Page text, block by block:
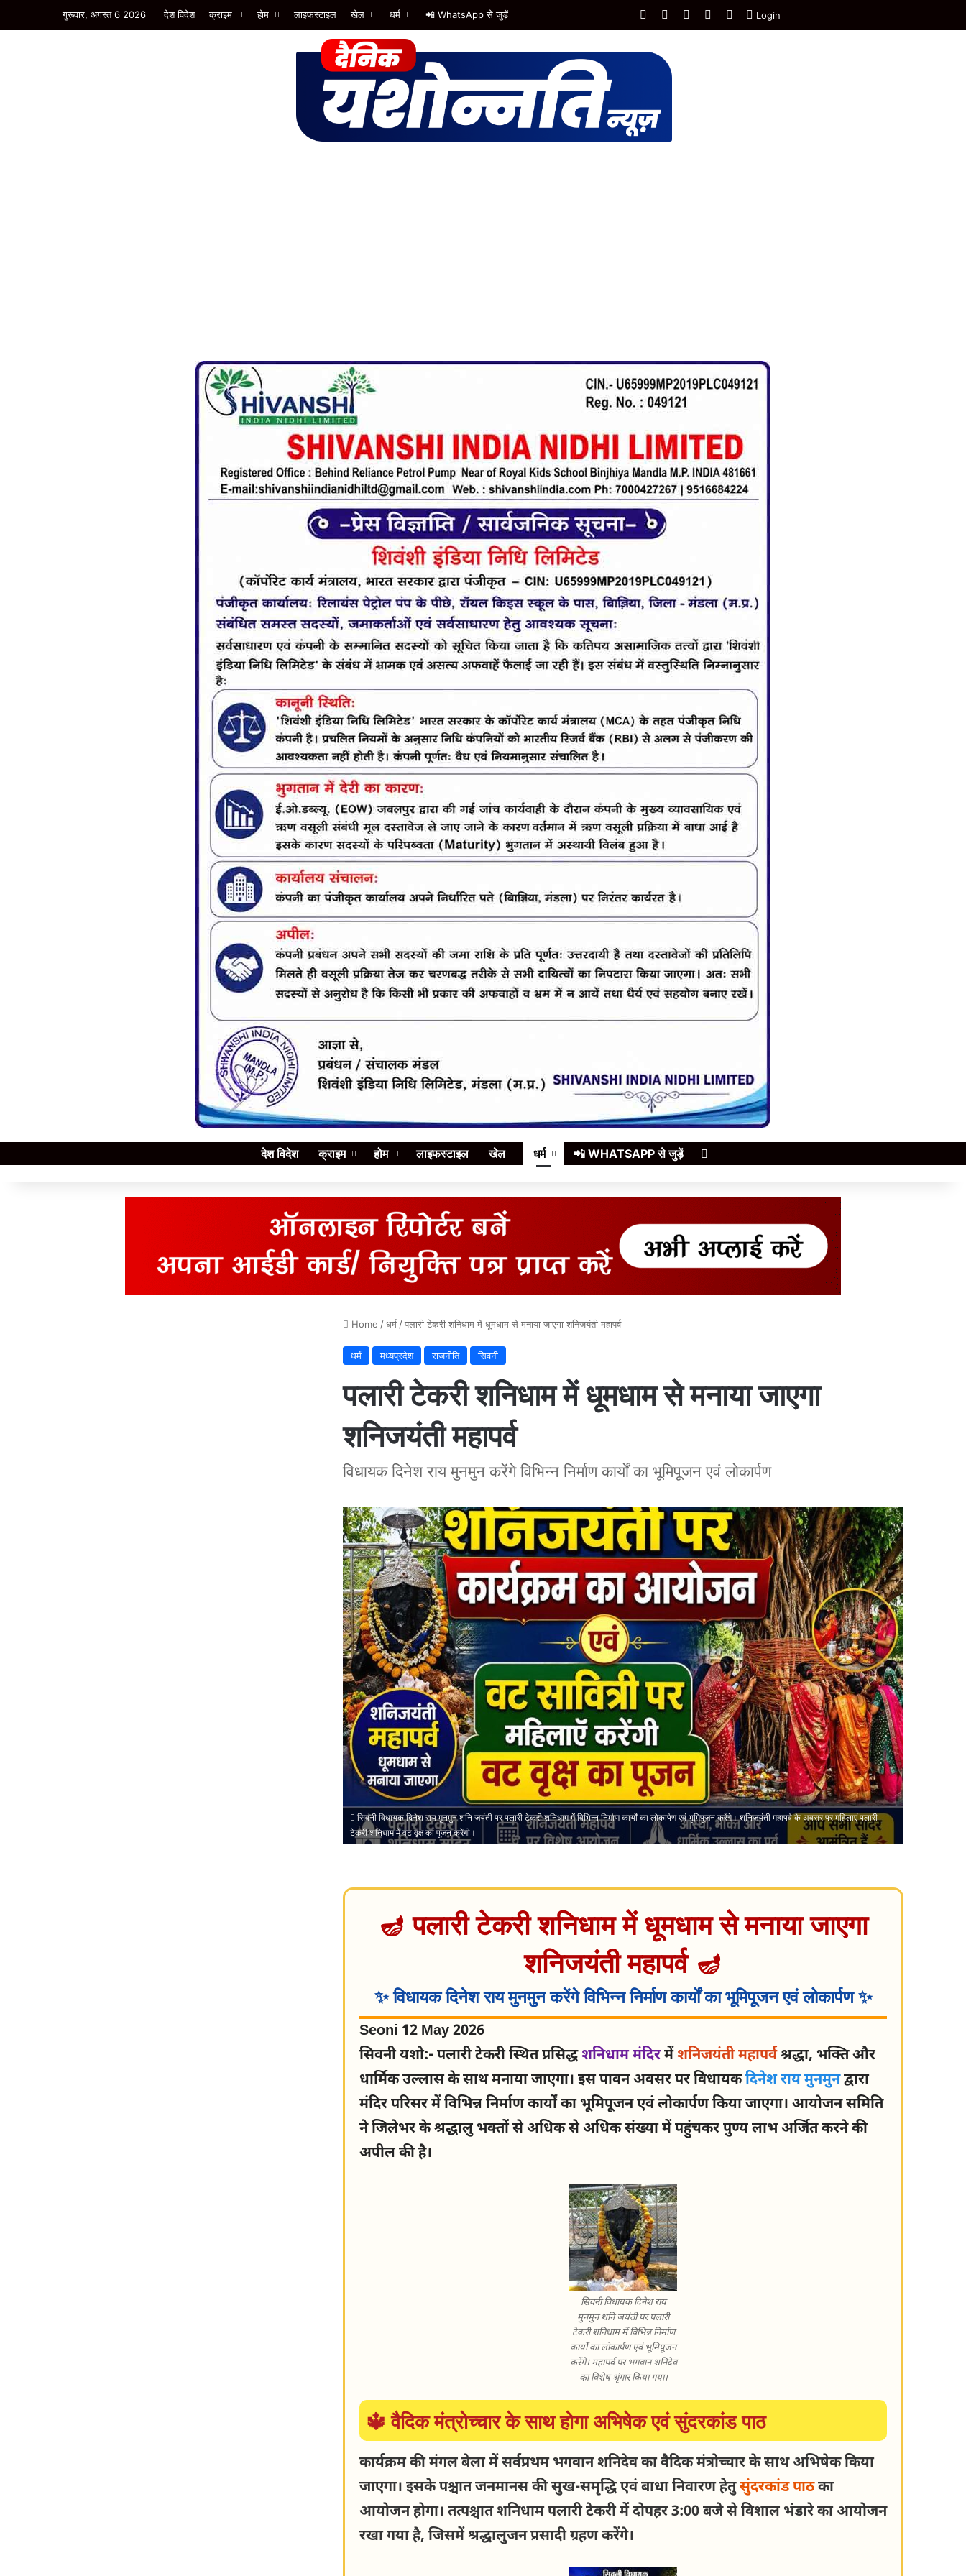
गुरूवार, अगस्त 6 2026 देश विदेश क्राइम होम लाइफस्टाइल खेल धर्म 📲 WhatsApp से जुड़ें Facebook YouTubeInstagram
WhatsApp
Login
देश विदेश क्राइम होम लाइफस्टाइल खेल धर्म 📲 WHATSAPP से जुड़ें
Home /धर्म /पलारी टेकरी शनिधाम में धूमधाम से मनाया जाएगा शनिजयंती महापर्व
धर्म मध्यप्रदेश राजनीति सिवनी
पलारी टेकरी शनिधाम में धूमधाम से मनाया जाएगा
शनिजयंती महापर्व
विधायक दिनेश राय मुनमुन करेंगे विभिन्न निर्माण कार्यों का भूमिपूजन एवं लोकार्पण
सिवनी विधायक दिनेश राय मुनमुन शनि जयंती पर पलारी टेकरी शनिधाम में विभिन्न निर्माण कार्यों का लोकार्पण एवं भूमिपूजन करेंगे। शनिजयंती महापर्व के अवसर पर महिलाएं पलारी
टेकरी शनिधाम में वट वृक्ष का पूजन करेंगी।
🪔 पलारी टेकरी शनिधाम में धूमधाम से मनाया जाएगा
शनिजयंती महापर्व 🪔
✨ विधायक दिनेश राय मुनमुन करेंगे विभिन्न निर्माण कार्यों का भूमिपूजन एवं लोकार्पण ✨
Seoni 12 May 2026
सिवनी यशो:- पलारी टेकरी स्थित प्रसिद्धशनिधाम मंदिरमेंशनिजयंती महापर्वश्रद्धा, भक्ति और
धार्मिक उल्लास के साथ मनाया जाएगा। इस पावन अवसर पर विधायकदिनेश राय मुनमुनद्वारा
मंदिर परिसर में विभिन्न निर्माण कार्यों का भूमिपूजन एवं लोकार्पण किया जाएगा। आयोजन समिति
ने जिलेभर के श्रद्धालु भक्तों से अधिक से अधिक संख्या में पहुंचकर पुण्य लाभ अर्जित करने की
अपील की है।
सिवनी विधायक दिनेश राय
मुनमुन शनि जयंती पर पलारी
टेकरी शनिधाम में विभिन्न निर्माण
कार्यों का लोकार्पण एवं भूमिपूजन
करेंगे। महापर्व पर भगवान शनिदेव
का विशेष श्रृंगार किया गया।
🔱 वैदिक मंत्रोच्चार के साथ होगा अभिषेक एवं सुंदरकांड पाठ
कार्यक्रम की मंगल बेला में सर्वप्रथम भगवान शनिदेव का वैदिक मंत्रोच्चार के साथ अभिषेक किया
जाएगा। इसके पश्चात जनमानस की सुख-समृद्धि एवं बाधा निवारण हेतुसुंदरकांड पाठका
आयोजन होगा। तत्पश्चात शनिधाम पलारी टेकरी में दोपहर 3:00 बजे से विशाल भंडारे का आयोजन
रखा गया है, जिसमें श्रद्धालुजन प्रसादी ग्रहण करेंगे।